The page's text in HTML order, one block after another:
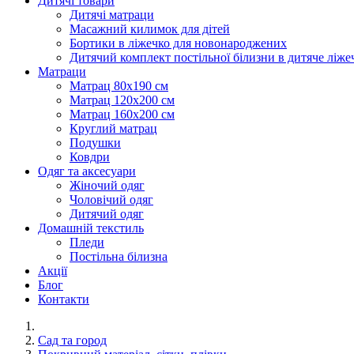
Дитячі матраци
Масажний килимок для дітей
Бортики в ліжечко для новонароджених
Дитячий комплект постільної білизни в дитяче
Матраци
Матрац 80х190 см
Матрац 120х200 см
Матрац 160х200 см
Круглий матрац
Подушки
Ковдри
Одяг та аксесуари
Жіночий одяг
Чоловічий одяг
Дитячий одяг
Домашній текстиль
Пледи
Постільна білизна
Акції
Блог
Контакти
Сад та город